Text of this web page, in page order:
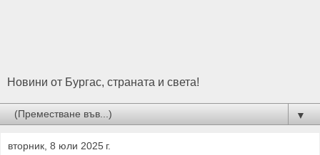
Новини от Бургас, страната и света!
▼
вторник, 8 юли 2025 г.